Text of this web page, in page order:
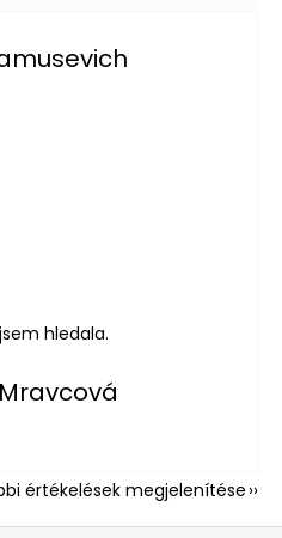
5-ből 5 csillag.
5-ből 5 csillag.
5-ből 5 csillag.
hledala.
5-ből 5 csillag.
értékelések megjelenítése